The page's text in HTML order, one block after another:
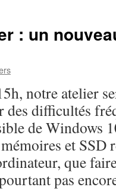
: un
notre atelier
des difficultés
de Windows
et
que
pas